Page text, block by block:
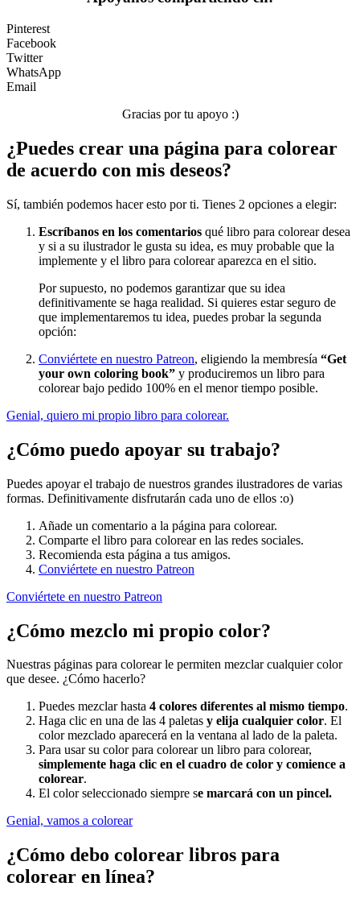
Pinterest
Facebook
Twitter
WhatsApp
Email
Gracias por tu apoyo :)
¿Puedes crear una página para colorear
de acuerdo con mis deseos?
Sí, también podemos hacer esto por ti. Tienes 2 opciones a elegir:
Escríbanos en los comentarios qué libro para colorear desea
y si a su ilustrador le gusta su idea, es muy probable que la
implemente y el libro para colorear aparezca en el sitio.
Por supuesto, no podemos garantizar que su idea
definitivamente se haga realidad. Si quieres estar seguro de
que implementaremos tu idea, puedes probar la segunda
opción:
Conviértete en nuestro Patreon, eligiendo la membresía “Get
your own coloring book” y produciremos un libro para
colorear bajo pedido 100% en el menor tiempo posible.
Genial, quiero mi propio libro para colorear.
¿Cómo puedo apoyar su trabajo?
Puedes apoyar el trabajo de nuestros grandes ilustradores de varias
formas. Definitivamente disfrutarán cada uno de ellos :o)
Añade un comentario a la página para colorear.
Comparte el libro para colorear en las redes sociales.
Recomienda esta página a tus amigos.
Conviértete en nuestro Patreon
Conviértete en nuestro Patreon
¿Cómo mezclo mi propio color?
Nuestras páginas para colorear le permiten mezclar cualquier color
que desee. ¿Cómo hacerlo?
Puedes mezclar hasta 4 colores diferentes al mismo tiempo.
Haga clic en una de las 4 paletas y elija cualquier color. El
color mezclado aparecerá en la ventana al lado de la paleta.
Para usar su color para colorear un libro para colorear,
simplemente haga clic en el cuadro de color y comience a
colorear.
El color seleccionado siempre se marcará con un pincel.
Genial, vamos a colorear
¿Cómo debo colorear libros para
colorear en línea?